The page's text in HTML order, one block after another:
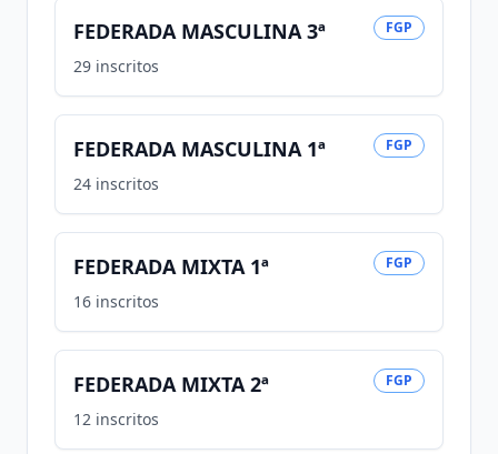
FEDERADA MASCULINA 3ª FGP
29 inscritos
FEDERADA MASCULINA 1ª FGP
24 inscritos
FEDERADA MIXTA 1ª FGP
16 inscritos
FEDERADA MIXTA 2ª FGP
12 inscritos